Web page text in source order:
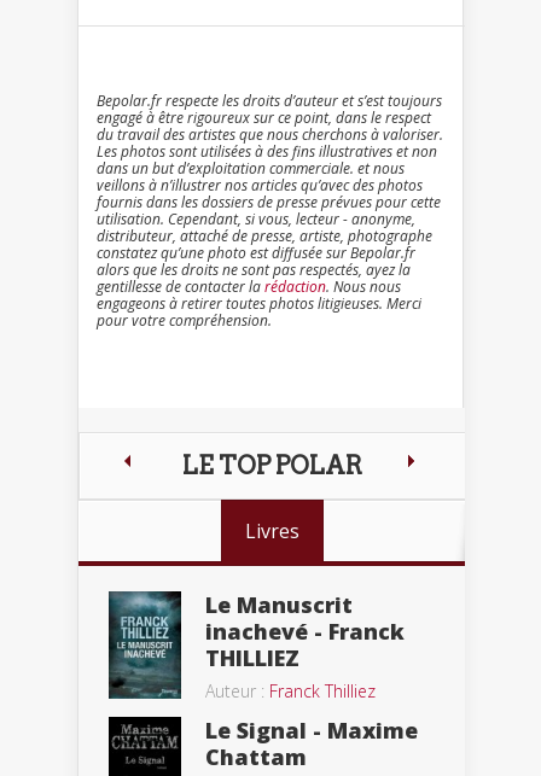
Bepolar.fr respecte les droits d’auteur et s’est toujours
engagé à être rigoureux sur ce point, dans le respect
du travail des artistes que nous cherchons à valoriser.
Les photos sont utilisées à des fins illustratives et non
dans un but d’exploitation commerciale. et nous
veillons à n’illustrer nos articles qu’avec des photos
fournis dans les dossiers de presse prévues pour cette
utilisation. Cependant, si vous, lecteur - anonyme,
distributeur, attaché de presse, artiste, photographe
constatez qu’une photo est diffusée sur Bepolar.fr
alors que les droits ne sont pas respectés, ayez la
gentillesse de contacter larédaction. Nous nous
engageons à retirer toutes photos litigieuses. Merci
pour votre compréhension.
LE TOP POLAR
Livres
Le Manuscrit
inachevé - Franck
THILLIEZ
Auteur : Franck Thilliez
Le Signal - Maxime
Chattam